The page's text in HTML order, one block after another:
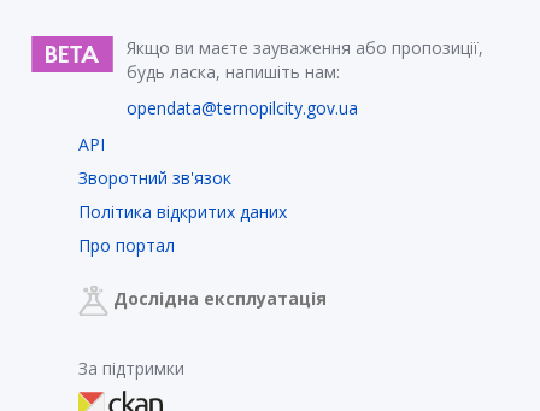
Якщо ви маєте зауваження або пропозиції,
будь ласка, напишіть нам:
opendata@ternopilcity.gov.ua
API
Зворотний зв'язок
Політика відкритих даних
Про портал
Дослідна експлуатація
За підтримки